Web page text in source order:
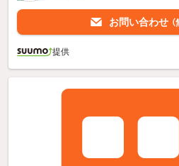
お問い合わせ
提供